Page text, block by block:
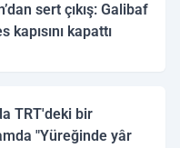
sert çıkış: Galibaf
kapısını kapattı
TRT'deki bir
"Yüreğinde yâr